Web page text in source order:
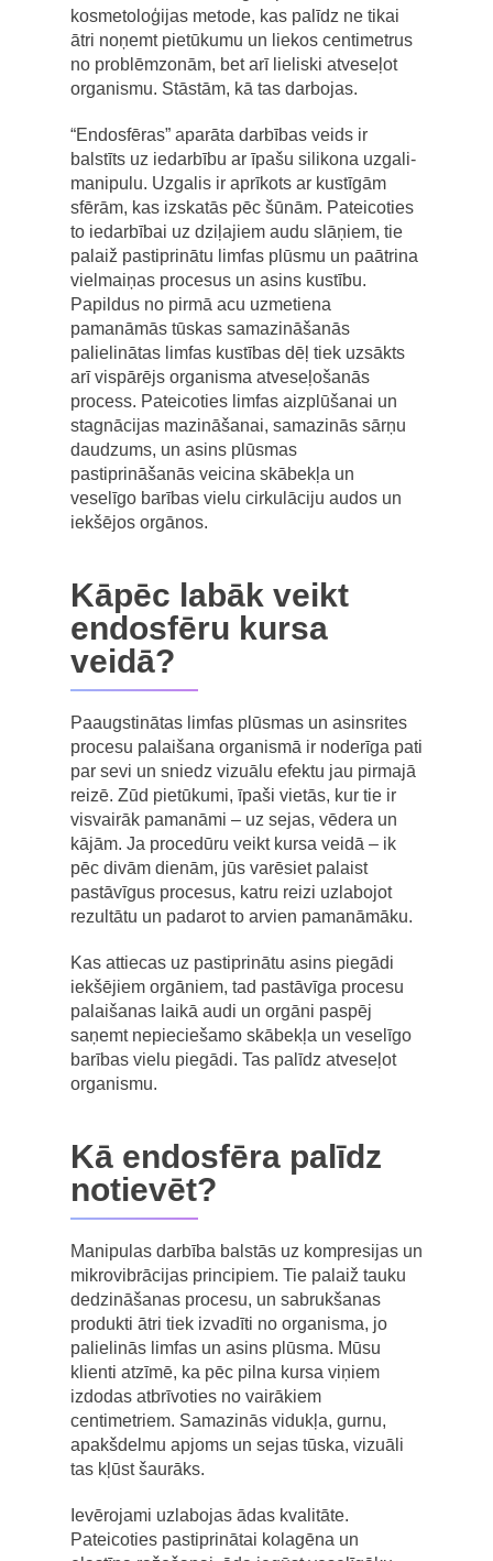
kosmetoloģijas metode, kas palīdz ne tikai
ātri noņemt pietūkumu un liekos centimetrus
no problēmzonām, bet arī lieliski atveseļot
organismu. Stāstām, kā tas darbojas.
“Endosfēras” aparāta darbības veids ir
balstīts uz iedarbību ar īpašu silikona uzgali-
manipulu. Uzgalis ir aprīkots ar kustīgām
sfērām, kas izskatās pēc šūnām. Pateicoties
to iedarbībai uz dziļajiem audu slāņiem, tie
palaiž pastiprinātu limfas plūsmu un paātrina
vielmaiņas procesus un asins kustību.
Papildus no pirmā acu uzmetiena
pamanāmās tūskas samazināšanās
palielinātas limfas kustības dēļ tiek uzsākts
arī vispārējs organisma atveseļošanās
process. Pateicoties limfas aizplūšanai un
stagnācijas mazināšanai, samazinās sārņu
daudzums, un asins plūsmas
pastiprināšanās veicina skābekļa un
veselīgo barības vielu cirkulāciju audos un
iekšējos orgānos.
Kāpēc labāk veikt
endosfēru kursa
veidā?
Paaugstinātas limfas plūsmas un asinsrites
procesu palaišana organismā ir noderīga pati
par sevi un sniedz vizuālu efektu jau pirmajā
reizē. Zūd pietūkumi, īpaši vietās, kur tie ir
visvairāk pamanāmi – uz sejas, vēdera un
kājām. Ja procedūru veikt kursa veidā – ik
pēc divām dienām, jūs varēsiet palaist
pastāvīgus procesus, katru reizi uzlabojot
rezultātu un padarot to arvien pamanāmāku.
Kas attiecas uz pastiprinātu asins piegādi
iekšējiem orgāniem, tad pastāvīga procesu
palaišanas laikā audi un orgāni paspēj
saņemt nepieciešamo skābekļa un veselīgo
barības vielu piegādi. Tas palīdz atveseļot
organismu.
Kā endosfēra palīdz
notievēt?
Manipulas darbība balstās uz kompresijas un
mikrovibrācijas principiem. Tie palaiž tauku
dedzināšanas procesu, un sabrukšanas
produkti ātri tiek izvadīti no organisma, jo
palielinās limfas un asins plūsma. Mūsu
klienti atzīmē, ka pēc pilna kursa viņiem
izdodas atbrīvoties no vairākiem
centimetriem. Samazinās vidukļa, gurnu,
apakšdelmu apjoms un sejas tūska, vizuāli
tas kļūst šaurāks.
Ievērojami uzlabojas ādas kvalitāte.
Pateicoties pastiprinātai kolagēna un